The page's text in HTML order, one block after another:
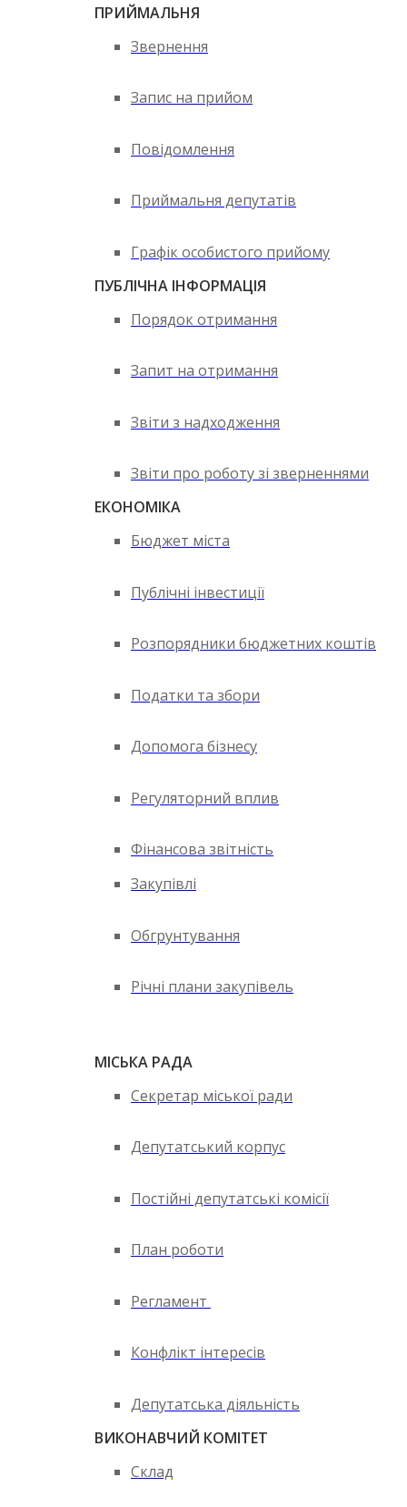
ПРИЙМАЛЬНЯ
Звернення
Запис на прийом
Повідомлення
Приймальня депутатів
Графік особистого прийому
ПУБЛІЧНА ІНФОРМАЦІЯ
Порядок отримання
Запит на отримання
Звіти з надходження
Звіти про роботу зі зверненнями
ЕКОНОМІКА
Бюджет міста
Публічні інвестиції
Розпорядники бюджетних коштів
Податки та збори
Допомога бізнесу
Регуляторний вплив
Фінансова звітність
Закупівлі
Обгрунтування
Річні плани закупівель
МІСЬКА РАДА
Секретар міської ради
Депутатський корпус
Постійні депутатські комісії
План роботи
Регламент
Конфлікт інтересів
Депутатська діяльність
ВИКОНАВЧИЙ КОМІТЕТ
Склад